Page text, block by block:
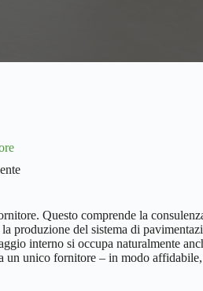
Questo comprende la
produzione del sistema di
interno si occupa naturalmente
un unico fornitore – in modo affidabile,